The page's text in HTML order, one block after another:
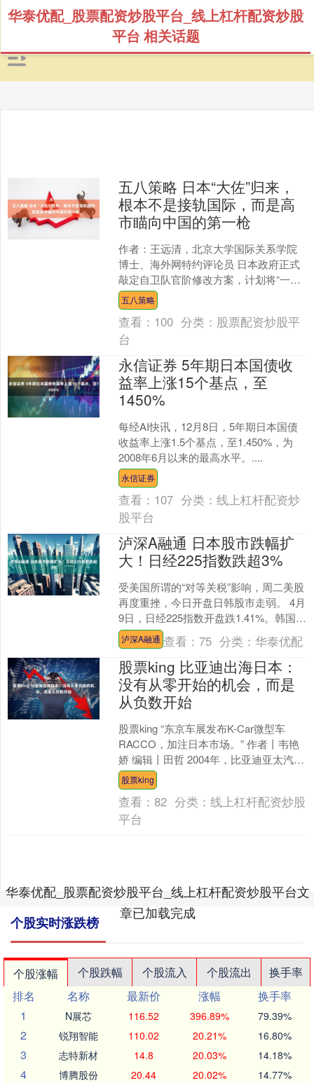
华泰优配_股票配资炒股平台_线上杠杆配资炒股
平台 相关话题
五八策略 日本“大佐”归来，
根本不是接轨国际，而是高
市瞄向中国的第一枪
作者：王远清，北京大学国际关系学院
博士、海外网特约评论员 日本政府正式
敲定自卫队官阶修改方案，计划将“一
佐”改回“大佐”，将陆海空及统合幕僚长
的军衔升格为“大将....
五八策略
查看： 100 分类： 股票配资炒股平
台
永信证券 5年期日本国债收
益率上涨15个基点，至
1450%
每经AI快讯，12月8日，5年期日本国债
收益率上涨1.5个基点，至1.450%，为
2008年6月以来的最高水平。....
永信证券
查看： 107 分类：线上杠杆配资炒
股平台
泸深A融通 日本股市跌幅扩
大！日经225指数跌超3%
受美国所谓的“对等关税”影响，周二美股
再度重挫，今日开盘日韩股市走弱。 4月
9日，日经225指数开盘跌1.41%。韩国
KOSPI指数开盘跌0.2%。开盘后日本
股....
泸深A融通 查看：75 分类：华泰优配
股票king 比亚迪出海日本：
没有从零开始的机会，而是
从负数开始
股票king “东京车展发布K-Car微型车
RACCO，加注日本市场。” 作者丨韦艳
娇 编辑丨田哲 2004年，比亚迪亚太汽车
销售事业部总经理刘学亮入职比亚迪
后....
股票king
查看：82 分类：线上杠杆配资炒股
平台
华泰优配_股票配资炒股平台_线上杠杆配资炒股平台文
章已加载完成
个股实时涨跌榜
个股涨幅 个股跌幅 个股流入 个股流出
换手率
排名
名称 最新价 涨幅
换手率
1
N展芯 116.52 396.89% 79.39%
2 锐翔智能 110.02 20.21% 16.80%
3 志特新材 14.8 20.03% 14.18%
4 博腾股份 20.44 20.02% 14.77%